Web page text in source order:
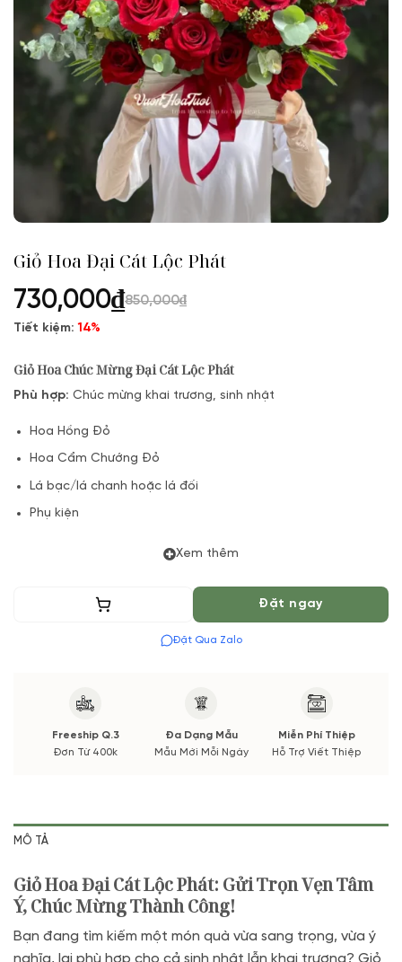
Giỏ Hoa Đại Cát Lộc Phát
730,000₫850,000₫
Tiết kiệm:14%
Giỏ Hoa Chúc Mừng Đại Cát Lộc Phát
Phù hợp: Chúc mừng khai trương, sinh nhật
Hoa Hồng Đỏ
Hoa Cẩm Chướng Đỏ
Lá bạc/lá chanh hoặc lá đối
Phụ kiện
(*) Đơn hàng cần đặt trước 04 Tiếng để chuẩn bị Hoa Tươi
Vườn Hoa Tươi đảm bảo phong cách cắm, tone màu sắc. Nếu
có thay đổi về Hoa phụ sẽ được thông báo đến Quý khách
Xem thêm
Thêm vào giỏ Đặt ngay
Đặt Qua Zalo
Freeship Q.3
Đơn Từ 400k
Đa Dạng Mẫu
Mẫu Mới Mỗi Ngày
Miễn Phí Thiệp
Hỗ Trợ Viết Thiệp
MÔ TẢ
Giỏ Hoa Đại Cát Lộc Phát: Gửi Trọn Vẹn Tâm
Ý, Chúc Mừng Thành Công!
Bạn đang tìm kiếm một món quà vừa sang trọng, vừa ý